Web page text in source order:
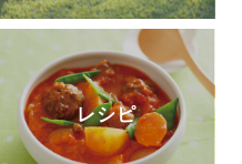
レシピ